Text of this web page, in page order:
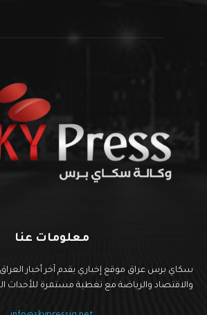
معلومات عنا
سكاي برس عراق موقع إخباري يقدم آخر أخبار
والاقتصاد والرياضة مع تغطية مستمرة للأحداث